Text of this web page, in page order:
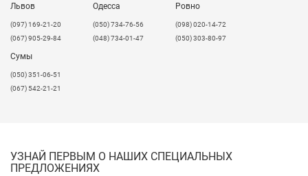
Львов
​(097) 169-21-20
(067) 905-29-84
Одесса
(050) 734-76-56
(048) 734-01-47
Ровно
(098) 020-14-72
(050) 303-80-97
Сумы
(050) 351-06-51
(067) 542-21-21
УЗНАЙ ПЕРВЫМ О НАШИХ СПЕЦИАЛЬНЫХ
ПРЕДЛОЖЕНИЯХ